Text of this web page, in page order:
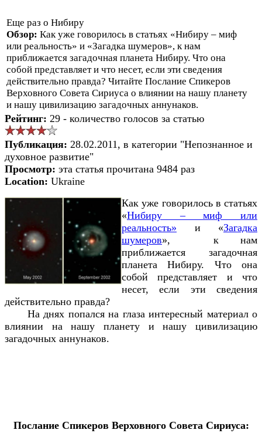
Еще раз о Нибиру
Обзор: Как уже говорилось в статьях «Нибиру – миф
или реальность» и «Загадка шумеров», к нам
приближается загадочная планета Нибиру. Что она
собой представляет и что несет, если эти сведения
действительно правда? Читайте Послание Спикеров
Верховного Совета Сириуса о влиянии на нашу планету
и нашу цивилизацию загадочных аннунаков.
Рейтинг: 29 - количество голосов за статью
Публикация: 28.02.2011, в категории "Непознанное и
духовное развитие"
Просмотр: эта статья прочитана 9484 раз
Location: Ukraine
Как уже говорилось в статьях
«Нибиру – миф или
реальность» и «Загадка
шумеров», к нам
приближается загадочная
планета Нибиру. Что она
собой представляет и что
несет, если эти сведения
действительно правда?
На днях попался на глаза интересный материал о
влиянии на нашу планету и нашу цивилизацию
загадочных аннунаков.
Послание Спикеров Верховного Совета Сириуса: